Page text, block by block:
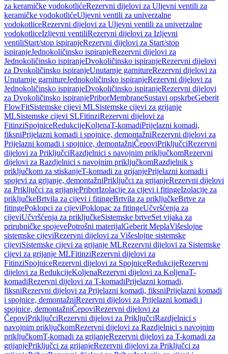
za keramičke vodokotlićeRezervni dijelovi za Uljevni ventili za
keramičke vodokotlićeUljevni ventili za univerzalne
vodokotliceRezervni dijelovi za Uljevni ventili za univerzalne
vodokotliceIzljevni ventiliRezervni dijelovi za Izljevni
ventiliStart/stop ispiranjeRezervni dijelovi za Start/stop
ispiranjeJednokoličinsko ispiranjeRezervni dijelovi za
Jednokoličinsko ispiranjeDvokoličinsko ispiranjeRezervni dijelovi
za Dvokoličinsko ispiranjeUnutarnje garnitureRezervni dijelovi za
Unutarnje garnitureJednokoličinsko ispiranjeRezervni dijelovi za
Jednokoličinsko ispiranjeDvokoličinsko ispiranjeRezervni dijelovi
za Dvokoličinsko ispiranjePriborMembraneSustavi opskrbeGeberit
FlowFitSistemske cijevi MLSistemske cijevi za grijanje
MLSistemske cijevi SLFitinziRezervni dijelovi za
FitinziSpojniceRedukcijeKoljenaT-komadiPrijelazni komadi,
fiksniPrijelazni komadi i spojnice, demontažniRezervni dijelovi za
Prijelazni komadi i spojnice, demontažniČepoviPriključciRezervni
dijelovi za PriključciRazdjelnici s navojnim priključkomRezervni
dijelovi za Razdjelnici s navojnim priključkomRazdjelnik s
priključkom za stiskanjeT-komadi za grijanjePrijelazni komadi i
spojevi za grijanje, demontažniPriključci za grijanjeRezervni dijelovi
za Priključci za grijanjePriborIzolacije za cijevi i fitingeIzolacije za
priključkeBrtvila za cijevi i fitingeBrtvila za priključkeBrtve za
fitingePoklopci za cijeviPoklopac za fitingeUčvršćenja za
cijeviUčvršćenja za priključkeSistemske brtveSet vijaka za
prirubničke spojevePotrošni materijalGeberit MeplaVišeslojne
sistemske cijeviRezervni dijelovi za Višeslojne sistemske
cijeviSistemske cijevi za grijanje MLRezervni dijelovi za Sistemske
cijevi za grijanje MLFitinziRezervni dijelovi za
FitinziSpojniceRezervni dijelovi za SpojniceRedukcijeRezervni
dijelovi za RedukcijeKoljenaRezervni dijelovi za KoljenaT-
komadiRezervni dijelovi za T-komadiPrijelazni komadi,
fiksniRezervni dijelovi za Prijelazni komadi, fiksniPrijelazni komadi
i spojnice, demontažniRezervni dijelovi za Prijelazni komadi i
spojnice, demontažniČepoviRezervni dijelovi za
ČepoviPriključciRezervni dijelovi za PriključciRazdjelnici s
navojnim priključkomRezervni dijelovi za Razdjelnici s navojnim
priključkomT-komadi za grijanjeRezervni dijelovi za T-komadi za
grijanjePriključci za grijanjeRezervni dijelovi za Priključci za